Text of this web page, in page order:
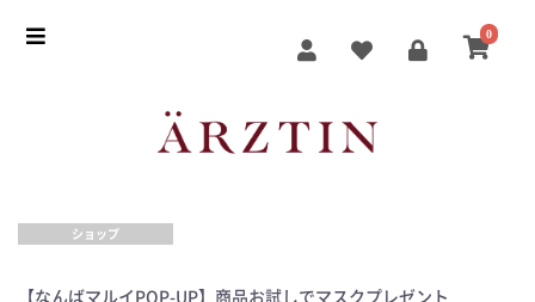
0
ショップ
【なんばマルイPOP-UP】商品お試しでマスクプレゼント